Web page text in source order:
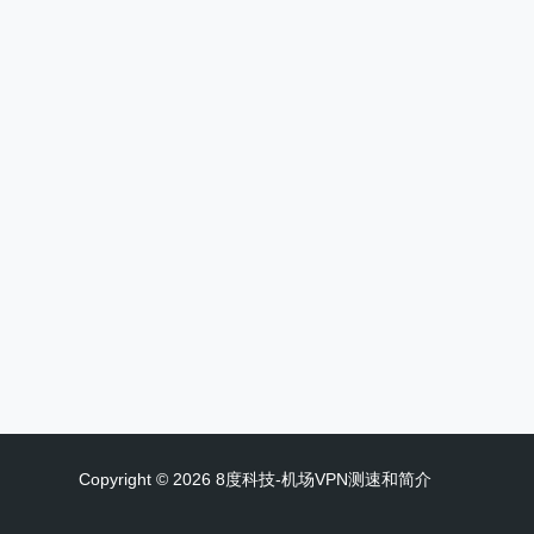
Copyright © 2026 8度科技-机场VPN测速和简介